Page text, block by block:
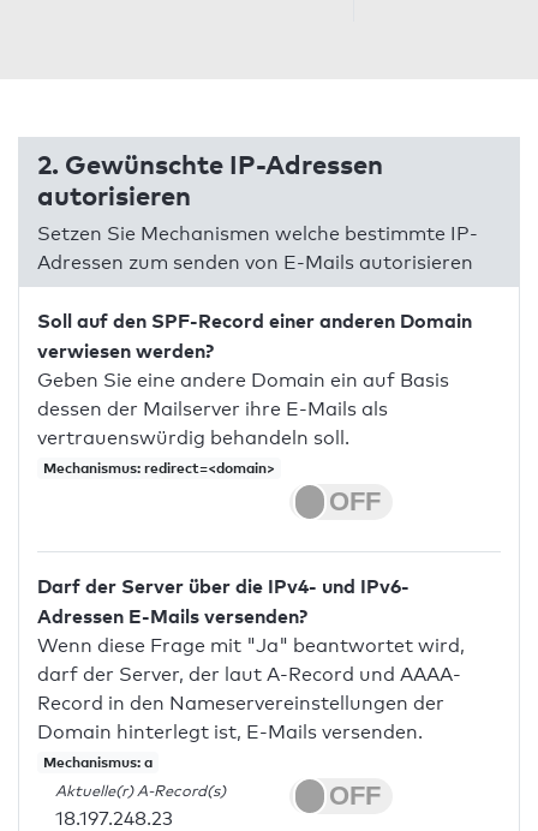
2. Gewünschte IP-Adressen
autorisieren
Setzen Sie Mechanismen welche bestimmte IP-
Adressen zum senden von E-Mails autorisieren
Soll auf den SPF-Record einer anderen Domain
verwiesen werden?
Geben Sie eine andere Domain ein auf Basis
dessen der Mailserver ihre E-Mails als
vertrauenswürdig behandeln soll.
Mechanismus: redirect=<domain>
Darf der Server über die IPv4- und IPv6-
Adressen E-Mails versenden?
Wenn diese Frage mit "Ja" beantwortet wird,
darf der Server, der laut A-Record und AAAA-
Record in den Nameservereinstellungen der
Domain hinterlegt ist, E-Mails versenden.
Mechanismus: a
Aktuelle(r) A-Record(s)
18.197.248.23